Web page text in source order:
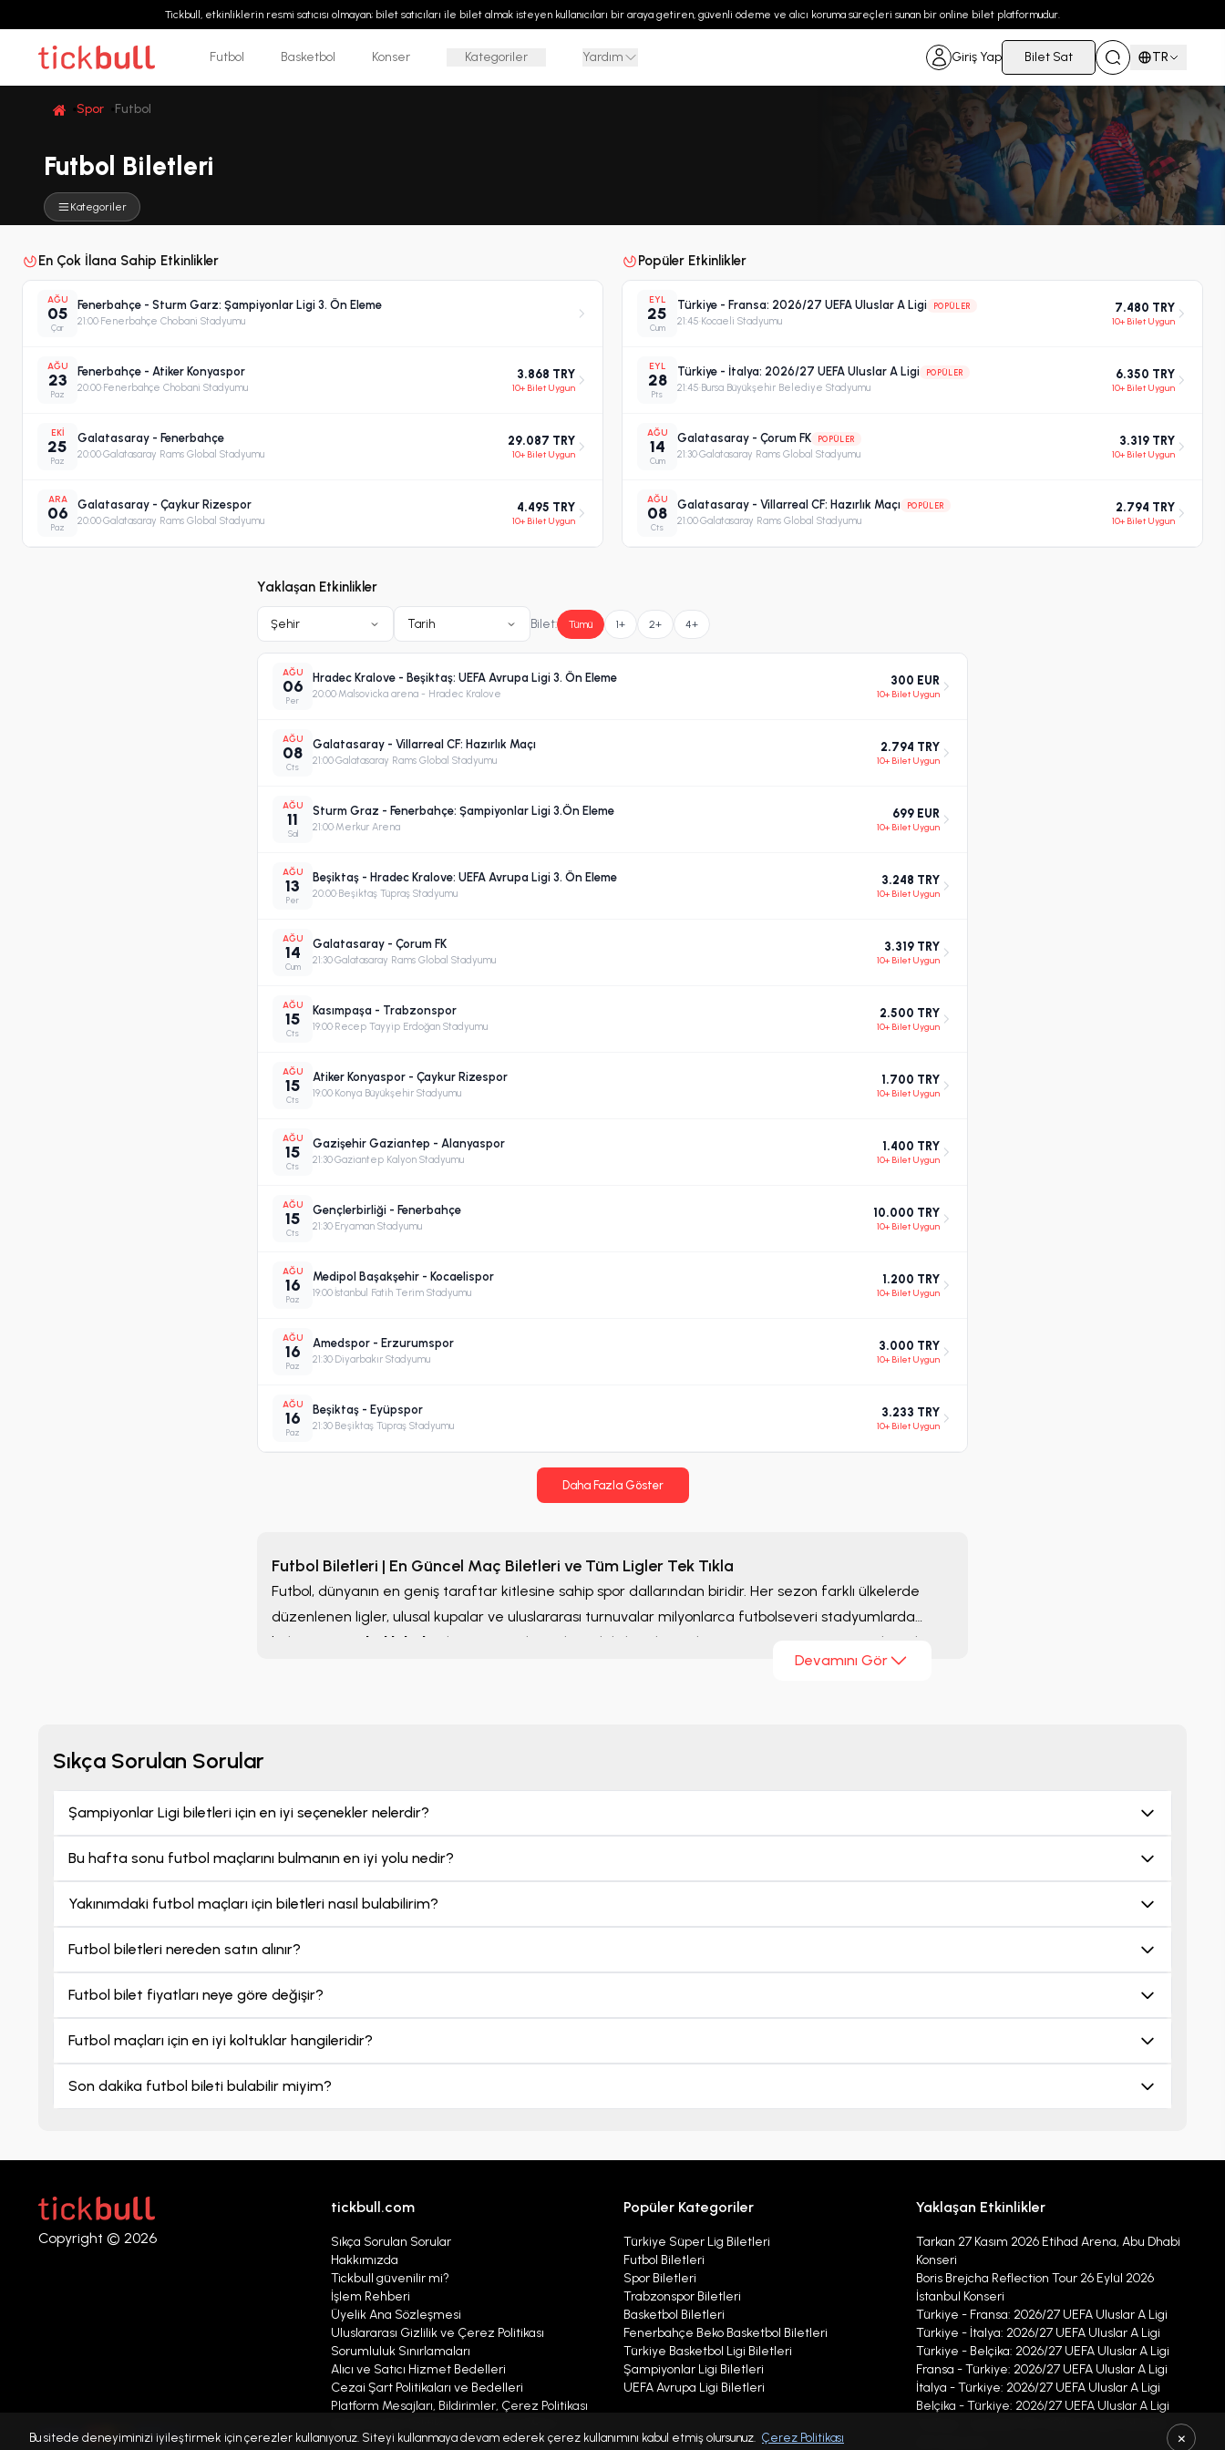
Tickbull, etkinliklerin resmi satıcısı olmayan; bilet satıcıları ile bilet almak isteyen kullanıcıları bir araya getiren, güvenli ödeme ve alıcı koruma süreçleri sunan bir online bilet platformudur.
Futbol Basketbol Konser Kategoriler Yardım Giriş Yap Bilet Sat TR
Spor Futbol
Futbol Biletleri
Kategoriler
En Çok İlana Sahip Etkinlikler
AĞU
05
Çar
Fenerbahçe - Sturm Garz: Şampiyonlar Ligi 3. Ön Eleme
21:00·Fenerbahçe Chobani Stadyumu
AĞU
23
Paz
Fenerbahçe - Atiker Konyaspor
20:00·Fenerbahçe Chobani Stadyumu
3.868 TRY
10+ Bilet Uygun
EKI
25
Paz
Galatasaray - Fenerbahçe
20:00·Galatasaray Rams Global Stadyumu
29.087 TRY
10+ Bilet Uygun
ARA
06
Paz
Galatasaray - Çaykur Rizespor
20:00·Galatasaray Rams Global Stadyumu
4.495 TRY
10+ Bilet Uygun
Popüler Etkinlikler
EYL
25
Cum
Türkiye - Fransa: 2026/27 UEFA Uluslar A Ligi POPÜLER
21:45·Kocaeli Stadyumu
7.480 TRY
10+ Bilet Uygun
EYL
28
Pts
Türkiye - İtalya: 2026/27 UEFA Uluslar A Ligi POPÜLER
21:45·Bursa Büyükşehir Belediye Stadyumu
6.350 TRY
10+ Bilet Uygun
AĞU
14
Cum
Galatasaray - Çorum FK POPÜLER
21:30·Galatasaray Rams Global Stadyumu
3.319 TRY
10+ Bilet Uygun
AĞU
08
Cts
Galatasaray - Villarreal CF: Hazırlık Maçı POPÜLER
21:00·Galatasaray Rams Global Stadyumu
2.794 TRY
10+ Bilet Uygun
Yaklaşan Etkinlikler
Şehir Tarih Bilet: Tümü 1+ 2+ 4+
AĞU
06
Per
Hradec Kralove - Beşiktaş: UEFA Avrupa Ligi 3. Ön Eleme
20:00·Malsovicka arena - Hradec Kralove
300 EUR
10+ Bilet Uygun
AĞU
08
Cts
Galatasaray - Villarreal CF: Hazırlık Maçı
21:00·Galatasaray Rams Global Stadyumu
2.794 TRY
10+ Bilet Uygun
AĞU
11
Sal
Sturm Graz - Fenerbahçe: Şampiyonlar Ligi 3.Ön Eleme
21:00·Merkur Arena
699 EUR
10+ Bilet Uygun
AĞU
13
Per
Beşiktaş - Hradec Kralove: UEFA Avrupa Ligi 3. Ön Eleme
20:00·Beşiktaş Tüpraş Stadyumu
3.248 TRY
10+ Bilet Uygun
AĞU
14
Cum
Galatasaray - Çorum FK
21:30·Galatasaray Rams Global Stadyumu
3.319 TRY
10+ Bilet Uygun
AĞU
15
Cts
Kasımpaşa - Trabzonspor
19:00·Recep Tayyip Erdoğan Stadyumu
2.500 TRY
10+ Bilet Uygun
AĞU
15
Cts
Atiker Konyaspor - Çaykur Rizespor
19:00·Konya Büyükşehir Stadyumu
1.700 TRY
10+ Bilet Uygun
AĞU
15
Cts
Gazişehir Gaziantep - Alanyaspor
21:30·Gaziantep Kalyon Stadyumu
1.400 TRY
10+ Bilet Uygun
AĞU
15
Cts
Gençlerbirliği - Fenerbahçe
21:30·Eryaman Stadyumu
10.000 TRY
10+ Bilet Uygun
AĞU
16
Paz
Medipol Başakşehir - Kocaelispor
19:00·İstanbul Fatih Terim Stadyumu
1.200 TRY
10+ Bilet Uygun
AĞU
16
Paz
Amedspor - Erzurumspor
21:30·Diyarbakır Stadyumu
3.000 TRY
10+ Bilet Uygun
AĞU
16
Paz
Beşiktaş - Eyüpspor
21:30·Beşiktaş Tüpraş Stadyumu
3.233 TRY
10+ Bilet Uygun
Daha Fazla Göster
Futbol Biletleri | En Güncel Maç Biletleri ve Tüm Ligler Tek Tıkla
Futbol, dünyanın en geniş taraftar kitlesine sahip spor dallarından biridir. Her sezon farklı ülkelerde
düzenlenen ligler, ulusal kupalar ve uluslararası turnuvalar milyonlarca futbolseveri stadyumlarda
buluşturur.
Futbol biletleri
kategorisinde Türkiye'deki karşılaşmaların yanı sıra Avrupa'nın önde gelen
liglerinde ve organizasyonlarında oynanan maçlara ait bilet seçeneklerini inceleyebilirsiniz.
Devamını Gör
Sıkça Sorulan Sorular
Şampiyonlar Ligi biletleri için en iyi seçenekler nelerdir?
Bu hafta sonu futbol maçlarını bulmanın en iyi yolu nedir?
Yakınımdaki futbol maçları için biletleri nasıl bulabilirim?
Futbol biletleri nereden satın alınır?
Futbol bilet fiyatları neye göre değişir?
Futbol maçları için en iyi koltuklar hangileridir?
Son dakika futbol bileti bulabilir miyim?
Copyright © 2026
tickbull.com
Sıkça Sorulan Sorular
Hakkımızda
Tickbull güvenilir mi?
İşlem Rehberi
Üyelik Ana Sözleşmesi
Uluslararası Gizlilik ve Çerez Politikası
Sorumluluk Sınırlamaları
Alıcı ve Satıcı Hizmet Bedelleri
Cezai Şart Politikaları ve Bedelleri
Platform Mesajları, Bildirimler, Çerez Politikası
Popüler Kategoriler
Türkiye Süper Lig Biletleri
Futbol Biletleri
Spor Biletleri
Trabzonspor Biletleri
Basketbol Biletleri
Fenerbahçe Beko Basketbol Biletleri
Türkiye Basketbol Ligi Biletleri
Şampiyonlar Ligi Biletleri
UEFA Avrupa Ligi Biletleri
Yaklaşan Etkinlikler
Tarkan 27 Kasım 2026 Etihad Arena, Abu Dhabi
Konseri
Boris Brejcha Reflection Tour 26 Eylül 2026
İstanbul Konseri
Türkiye - Fransa: 2026/27 UEFA Uluslar A Ligi
Türkiye - İtalya: 2026/27 UEFA Uluslar A Ligi
Türkiye - Belçika: 2026/27 UEFA Uluslar A Ligi
Fransa - Türkiye: 2026/27 UEFA Uluslar A Ligi
İtalya - Türkiye: 2026/27 UEFA Uluslar A Ligi
Belçika - Türkiye: 2026/27 UEFA Uluslar A Ligi
Bu sitede deneyiminizi iyileştirmek için çerezler kullanıyoruz. Siteyi kullanmaya devam ederek çerez kullanımını kabul etmiş olursunuz. Çerez Politikası ×